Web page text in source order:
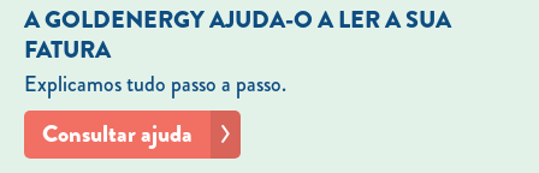
A GOLDENERGY AJUDA-O A LER A SUA
FATURA
Explicamos tudo passo a passo.
Consultar ajuda